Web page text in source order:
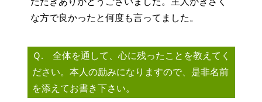
な方で良かったと何度も言ってました。
Ｑ. 全体を通して、心に残ったことを教えてく
ださい。本人の励みになりますので、是非名前
を添えてお書き下さい。